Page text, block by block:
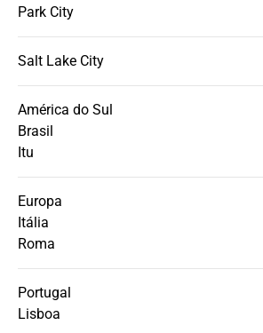
Park City
Salt Lake City
América do Sul
Brasil
Itu
Europa
Itália
Roma
Portugal
Lisboa